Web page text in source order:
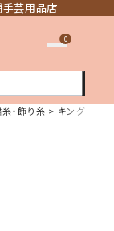
芸用品店
0
・飾り糸 キングスタ